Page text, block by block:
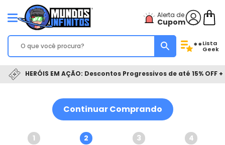
Alerta de
Cupom
**Lista
Geek
HERÓIS EM AÇÃO: Descontos Progressivos de até 15% OFF
Continuar Comprando
1
2
3
4